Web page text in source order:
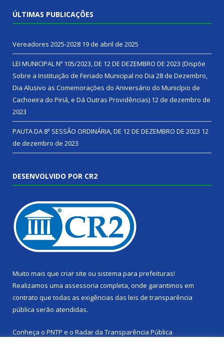
ÚLTIMAS PUBLICAÇÕES
Vereadores 2025-2028 19 de abril de 2025
LEI MUNICIPAL Nº 105/2023, DE 12 DE DEZEMBRO DE 2023 (Dispõe
Sobre a Instituição de Feriado Municipal no Dia 28 de Dezembro,
Dia Alusivo as Comemorações do Aniversário do Município de
Cachoeira do Piriá, e Dá Outras Providências) 12 de dezembro de
2023
PAUTA DA 8ª SESSÃO ORDINÁRIA, DE 12 DE DEZEMBRO DE 2023 12
de dezembro de 2023
DESENVOLVIDO POR CR2
Muito mais que criar site ou sistema para prefeituras!
Realizamos uma assessoria completa, onde garantimos em
contrato que todas as exigências das leis de transparência
pública serão atendidas.
Conheça o PNTP e o Radar da Transparência Pública